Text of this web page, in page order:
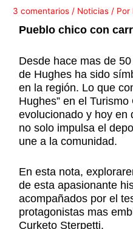
3 comentarios / Noticias / Por
Pueblo chico con
Desde hace mas de
de Hughes ha sido
en la región. Lo que
Hughes” en el
evolucionado y hoy en
no solo impulsa el
une a la comunidad.
En esta nota,
de esta apasionante
acompañados por el
protagonistas mas
Curketo Sterpetti.